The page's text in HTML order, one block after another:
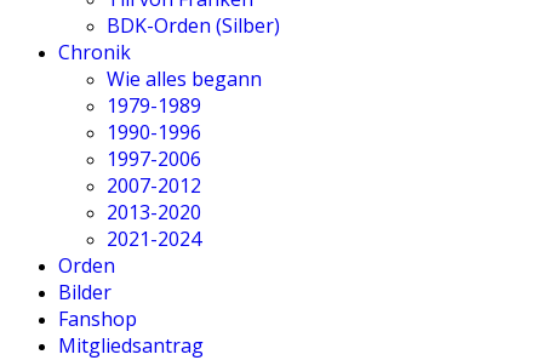
BDK-Orden (Silber)
Chronik
Wie alles begann
1979-1989
1990-1996
1997-2006
2007-2012
2013-2020
2021-2024
Orden
Bilder
Fanshop
Mitgliedsantrag